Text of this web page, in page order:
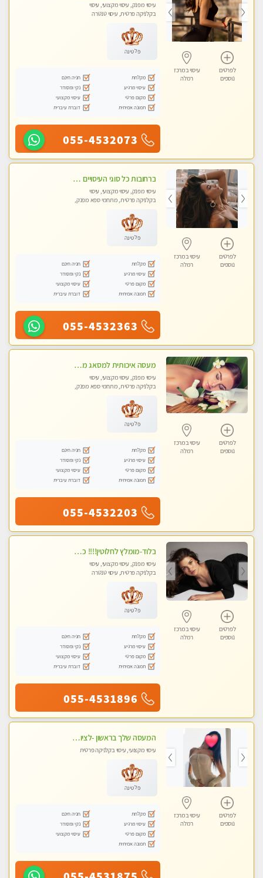
לפרטים
נוספים
עיסוי במרכז
רמלה
עיסוי מפנק, עיסוי מקצועי, עיסוי
בקלניקה פרטית, עיסוי טנטרה
פלטינה
מקלחת
חניה חינם
עיסוי מרגיע
נקי ומסודר
מקום פרטי
עיסוי מקצועי
תמונה אמיתית
דוברת עיברית
055-4532073
לפרטים
נוספים
עיסוי במרכז
רמלה
ברחובות כל סוגי העיסויים מעסה מקצועית ואיכותית פרטי!!!
עיסוי מפנק, עיסוי מקצועי, עיסוי
בקלניקה פרטית, מתחמי ספא מפנק,
פלטינה
מקלחת
חניה חינם
עיסוי מרגיע
נקי ומסודר
מקום פרטי
עיסוי מקצועי
תמונה אמיתית
דוברת עיברית
055-4532363
לפרטים
נוספים
עיסוי במרכז
רמלה
מעסה איכותית למסאג מפנק ומקצועי ביותר
עיסוי מפנק, עיסוי מקצועי, עיסוי
בקלניקה פרטית, מתחמי ספא מפנק,
פלטינה
מקלחת
חניה חינם
עיסוי מרגיע
נקי ומסודר
מקום פרטי
עיסוי מקצועי
תמונה אמיתית
דוברת עיברית
055-4532203
לפרטים
נוספים
עיסוי במרכז
רמלה
בלוד-מומלץ לחלוטין!!!! כל סוגי העיסויים מעסה מקצועית ואיכותית פרטי!!!
עיסוי מפנק, עיסוי מקצועי, עיסוי
בקלניקה פרטית, עיסוי טנטרה
פלטינה
מקלחת
חניה חינם
עיסוי מרגיע
נקי ומסודר
מקום פרטי
עיסוי מקצועי
תמונה אמיתית
דוברת עיברית
055-4531896
לפרטים
נוספים
עיסוי במרכז
רמלה
המעסה שלך בראשון -לציון מקצועי ומפנק ללא מין !!
עיסוי מקצועי, עיסוי בקלניקה פרטית
פלטינה
מקלחת
חניה חינם
עיסוי מרגיע
נקי ומסודר
מקום פרטי
עיסוי מקצועי
תמונה אמיתית